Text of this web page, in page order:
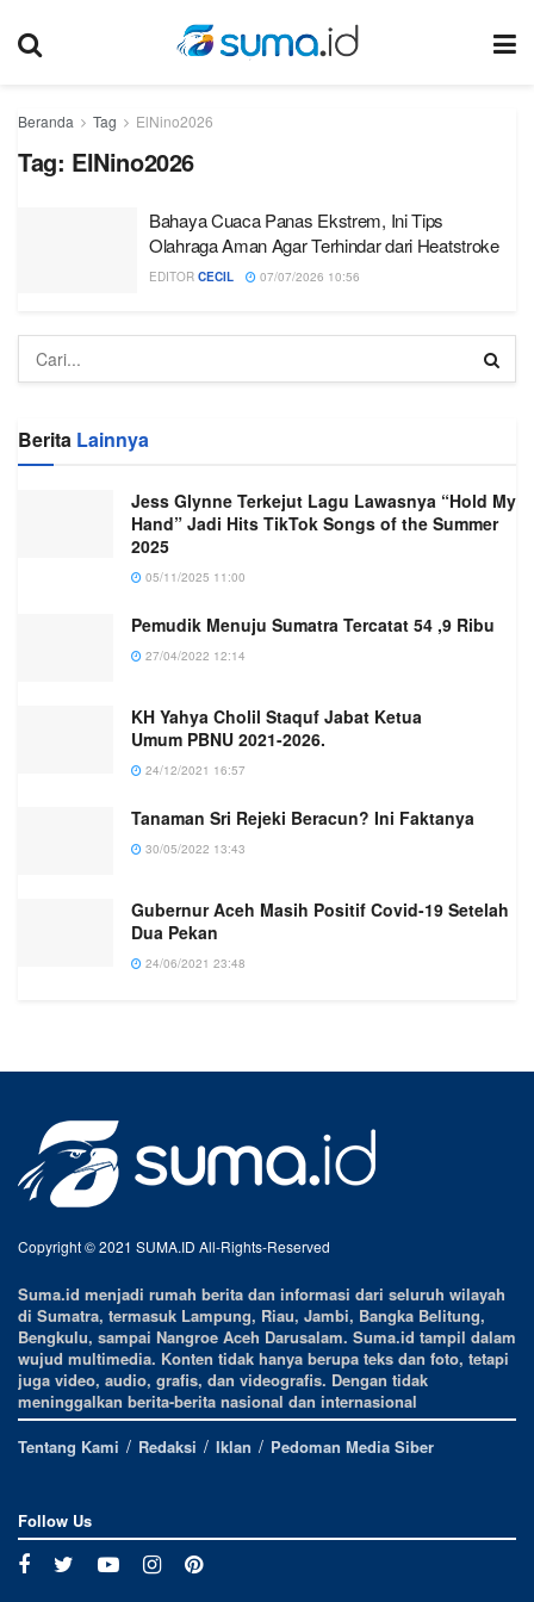
Beranda Tag ElNino2026
Tag: ElNino2026
Bahaya Cuaca Panas Ekstrem, Ini Tips
Olahraga Aman Agar Terhindar dari Heatstroke
EDITOR CECIL 07/07/2026 10:56
Berita Lainnya
Jess Glynne Terkejut Lagu Lawasnya “Hold My
Hand” Jadi Hits TikTok Songs of the Summer
2025
05/11/2025 11:00
Pemudik Menuju Sumatra Tercatat 54 ,9 Ribu
27/04/2022 12:14
KH Yahya Cholil Staquf Jabat Ketua
Umum PBNU 2021-2026.
24/12/2021 16:57
Tanaman Sri Rejeki Beracun? Ini Faktanya
30/05/2022 13:43
Gubernur Aceh Masih Positif Covid-19 Setelah
Dua Pekan
24/06/2021 23:48
Copyright © 2021 SUMA.ID All-Rights-Reserved
Suma.id menjadi rumah berita dan informasi dari seluruh wilayah
di Sumatra, termasuk Lampung, Riau, Jambi, Bangka Belitung,
Bengkulu, sampai Nangroe Aceh Darusalam. Suma.id tampil dalam
wujud multimedia. Konten tidak hanya berupa teks dan foto, tetapi
juga video, audio, grafis, dan videografis. Dengan tidak
meninggalkan berita-berita nasional dan internasional
Tentang Kami
Redaksi Iklan Pedoman Media Siber
Follow Us